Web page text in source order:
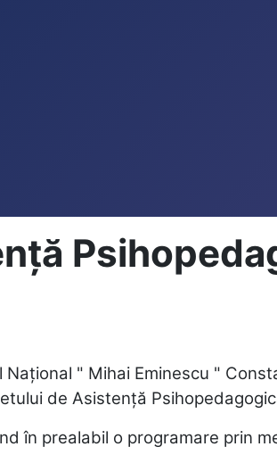
" Mihai Eminescu "
de Asistență
prealabil o programare prin